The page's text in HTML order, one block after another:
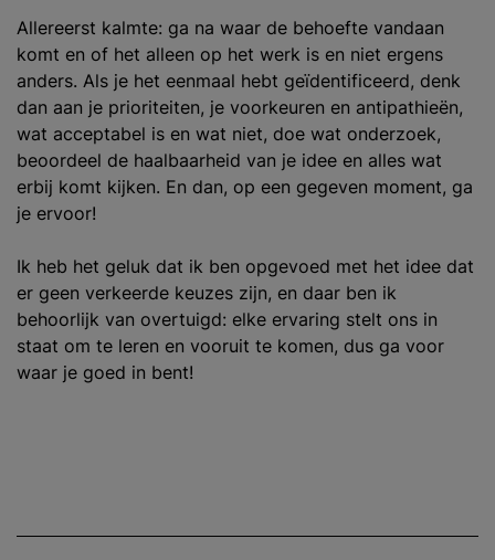
Allereerst kalmte: ga na waar de behoefte vandaan
komt en of het alleen op het werk is en niet ergens
anders. Als je het eenmaal hebt geïdentificeerd, denk
dan aan je prioriteiten, je voorkeuren en antipathieën,
wat acceptabel is en wat niet, doe wat onderzoek,
beoordeel de haalbaarheid van je idee en alles wat
erbij komt kijken. En dan, op een gegeven moment, ga
je ervoor!
Ik heb het geluk dat ik ben opgevoed met het idee dat
er geen verkeerde keuzes zijn, en daar ben ik
behoorlijk van overtuigd: elke ervaring stelt ons in
staat om te leren en vooruit te komen, dus ga voor
waar je goed in bent!